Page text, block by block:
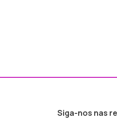
Siga-nos nas